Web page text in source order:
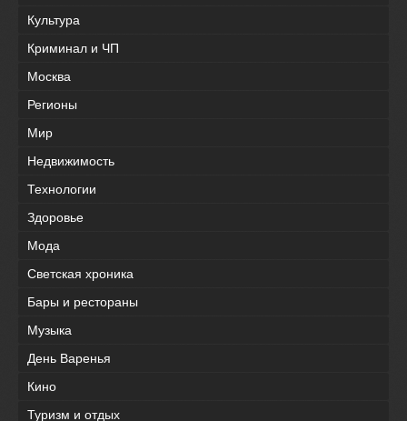
Культура
Криминал и ЧП
Москва
Регионы
Мир
Недвижимость
Технологии
Здоровье
Мода
Светская хроника
Бары и рестораны
Музыка
День Варенья
Кино
Туризм и отдых